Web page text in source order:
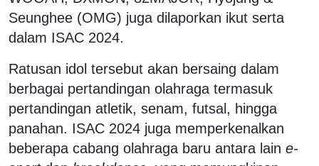
Seunghee (OMG) juga dilaporkan ikut serta
dalam ISAC 2024.
Ratusan idol tersebut akan bersaing dalam
berbagai pertandingan olahraga termasuk
pertandingan atletik, senam, futsal, hingga
panahan. ISAC 2024 juga memperkenalkan
beberapa cabang olahraga baru antara lain e-